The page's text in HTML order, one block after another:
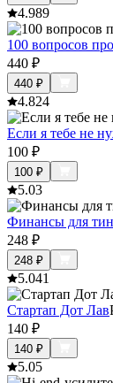
4.989
100 вопросов
440 ₽
440 ₽
4.824
Если я тебе не
100 ₽
100 ₽
5.03
Финансы для
248 ₽
248 ₽
5.041
Стартап Дот Лав
140 ₽
140 ₽
5.05